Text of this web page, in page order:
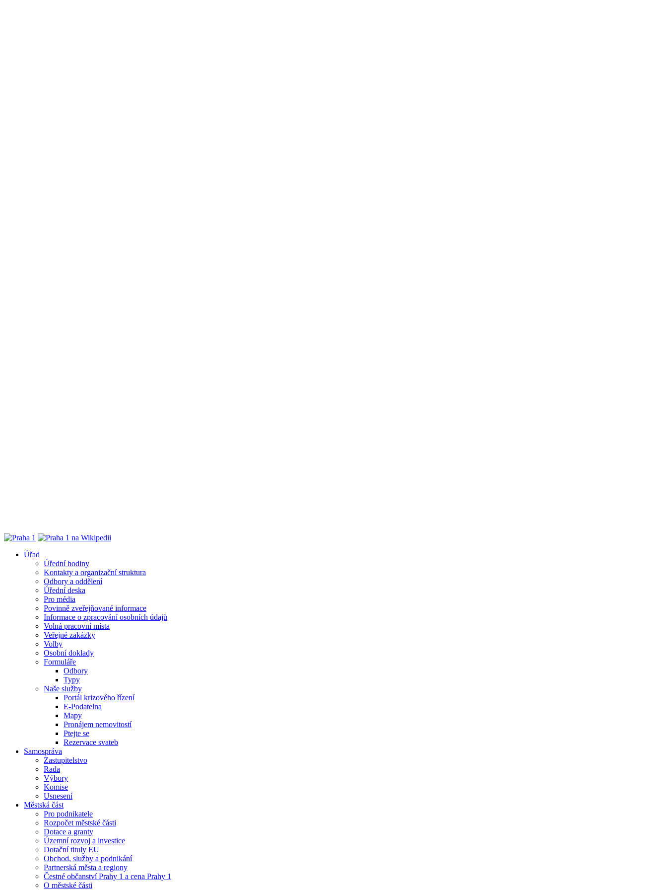
Úřad
Úřední hodiny
Kontakty a organizační struktura
Odbory a oddělení
Úřední deska
Pro média
Povinně zveřejňované informace
Informace o zpracování osobních údajů
Volná pracovní místa
Veřejné zakázky
Volby
Osobní doklady
Formuláře
Odbory
Typy
Naše služby
Portál krizového řízení
E-Podatelna
Mapy
Pronájem nemovitostí
Ptejte se
Rezervace svateb
Samospráva
Zastupitelstvo
Rada
Výbory
Komise
Usnesení
Městská část
Pro podnikatele
Rozpočet městské části
Dotace a granty
Územní rozvoj a investice
Dotační tituly EU
Obchod, služby a podnikání
Partnerská města a regiony
Čestné občanství Prahy 1 a cena Prahy 1
O městské části